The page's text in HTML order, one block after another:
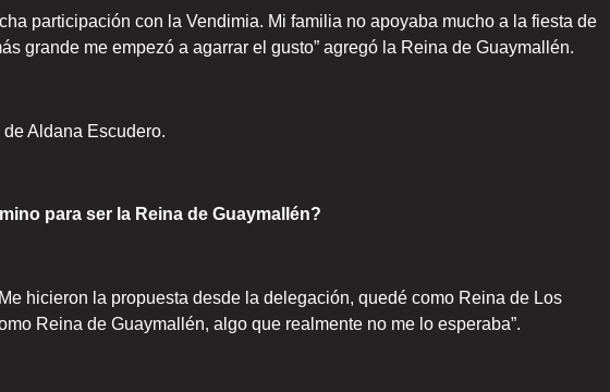
participación con la Vendimia. Mi familia no apoyaba mucho a la fiesta de
grande me empezó a agarrar el gusto” agregó la Reina de Guaymallén.
Aldana Escudero.
para ser la Reina de Guaymallén?
hicieron la propuesta desde la delegación, quedé como Reina de Los
Reina de Guaymallén, algo que realmente no me lo esperaba”.